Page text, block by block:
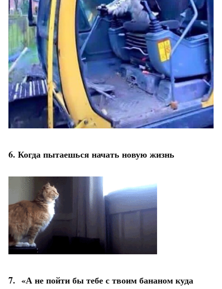
6. Когда пытаешься начать новую жизнь
7. «А не пойти бы тебе с твоим бананом куда